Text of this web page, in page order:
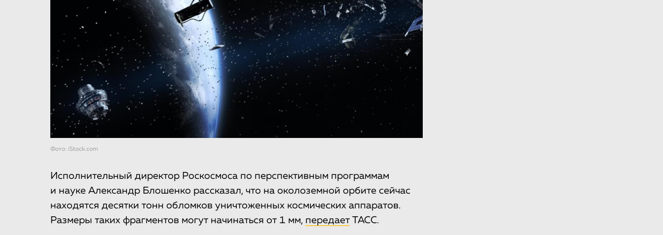
Фото: iStock.com
Исполнительный директор Роскосмоса по перспективным программам
и науке Александр Блошенко рассказал, что на околоземной орбите сейчас
находятся десятки тонн обломков уничтоженных космических аппаратов.
Размеры таких фрагментов могут начинаться от 1 мм, передает ТАСС.